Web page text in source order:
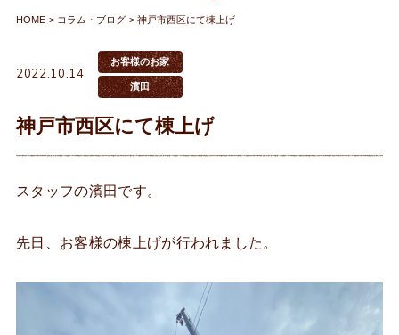
HOME コラム・ブログ 神戸市西区にて棟上げ
2022.10.14
お客様のお家
濱田
神戸市西区にて棟上げ
スタッフの濱田です。
先日、お客様の棟上げが行われました。